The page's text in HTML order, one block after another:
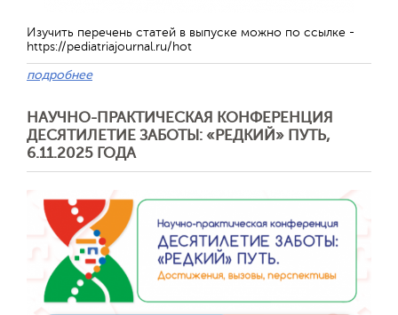
Изучить перечень статей в выпуске можно по ссылке -
https://pediatriajournal.ru/hot
подробнее
НАУЧНО-ПРАКТИЧЕСКАЯ КОНФЕРЕНЦИЯ
ДЕСЯТИЛЕТИЕ ЗАБОТЫ: «РЕДКИЙ» ПУТЬ,
6.11.2025 ГОДА